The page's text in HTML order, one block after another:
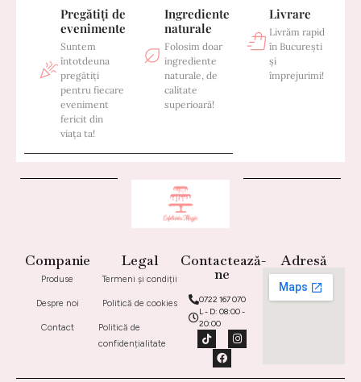
Pregătiți de
evenimente
Suntem
întotdeuna
pregătiți
pentru fiecare
eveniment
fericit din
viața ta!
Ingrediente
naturale
Folosim doar
ingrediente
naturale, de
calitate
superioară!
Livrare
Livrăm rapid
în București
și
împrejurimi!
Contactează-
ne
0722 167 070
L - D: 08:00 -
20:00
Companie
Produse
Despre noi
Contact
Legal
Termeni și condiții
Politică de cookies
Politică de
confidențialitate
Adresă